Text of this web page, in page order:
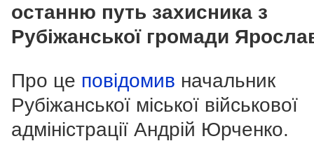
останню путь захисника з
Рубіжанської громади
Про це повідомив начальник
Рубіжанської міської військової
адміністрації Андрій Юрченко.